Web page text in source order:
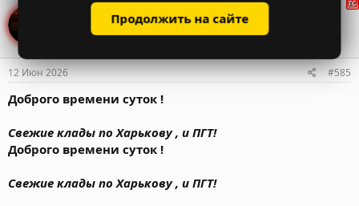
Soprano_Bos
♛ ELITE SHOP ♛ Депозит 300$
12 Июн 2026 #585
Доброго времени суток !
Свежие клады по Харькову , и ПГТ!
Доброго времени суток !
Свежие клады по Харькову , и ПГТ!
Продолжить на сайте